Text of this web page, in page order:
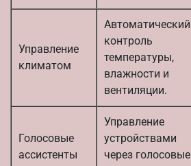
Управление
климатом
Автоматический
контроль
температуры,
влажности и
вентиляции.
Голосовые
ассистенты
Управление
устройствами
через голосовые